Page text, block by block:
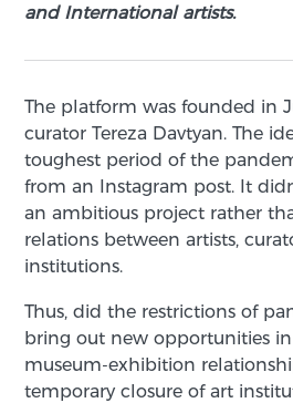
and International artists.
The platform was founded in
curator Tereza Davtyan. The
toughest period of the
from an Instagram post. It
an ambitious project rather
relations between artists,
institutions.
Thus, did the restrictions of
bring out new opportunities
museum-exhibition
temporary closure of art